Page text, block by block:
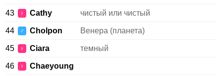
43 ♀ Cathy чистый или чистый
44 ♂ Cholpon Венера (планета)
45 ♀ Ciara темный
46 ♀ Chaeyoung